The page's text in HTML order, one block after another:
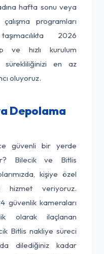
hafta sonu veya
programları
2026
ve hızlı kurulum
sürekliliğinizi en az
oluyoruz.
Depolama
güvenli bir yerde
Bilecik ve Bitlis
kişiye özel
veriyoruz.
güvenlik kameraları
olarak ilaçlanan
Bitlis nakliye süreci
dilediğiniz kadar